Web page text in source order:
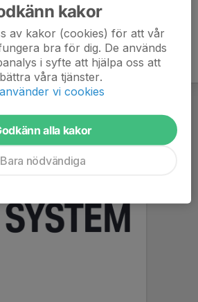
kakor
av kakor (cookies) för att vår
bra för dig. De används
i syfte att hjälpa oss att
våra tjänster.
vi cookies
alla kakor
Bara nödvändiga